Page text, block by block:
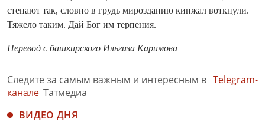
стенают так, словно в грудь мирозданию кинжал воткнули.
Тяжело таким. Дай Бог им терпения.
Перевод с башкирского Ильгиза Каримова
Следите за самым важным и интересным в Telegram-
канале Татмедиа
ВИДЕО ДНЯ